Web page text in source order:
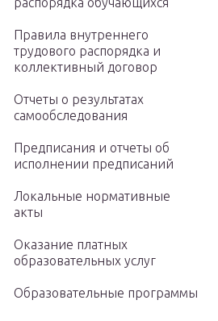
Правила внутреннего
трудового распорядка и
коллективный договор
Отчеты о результатах
самообследования
Предписания и отчеты об
исполнении предписаний
Локальные нормативные
акты
Оказание платных
образовательных услуг
Образовательные программы